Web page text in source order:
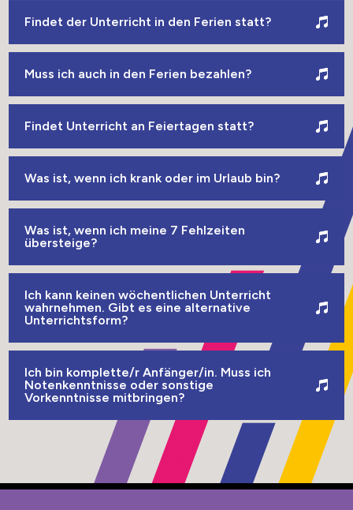
Findet der Unterricht in den Ferien statt?
Muss ich auch in den Ferien bezahlen?
Findet Unterricht an Feiertagen statt?
Was ist, wenn ich krank oder im Urlaub bin?
Was ist, wenn ich meine 7 Fehlzeiten
übersteige?
Ich kann keinen wöchentlichen Unterricht
wahrnehmen. Gibt es eine alternative
Unterrichtsform?
Ich bin komplette/r Anfänger/in. Muss ich
Notenkenntnisse oder sonstige
Vorkenntnisse mitbringen?